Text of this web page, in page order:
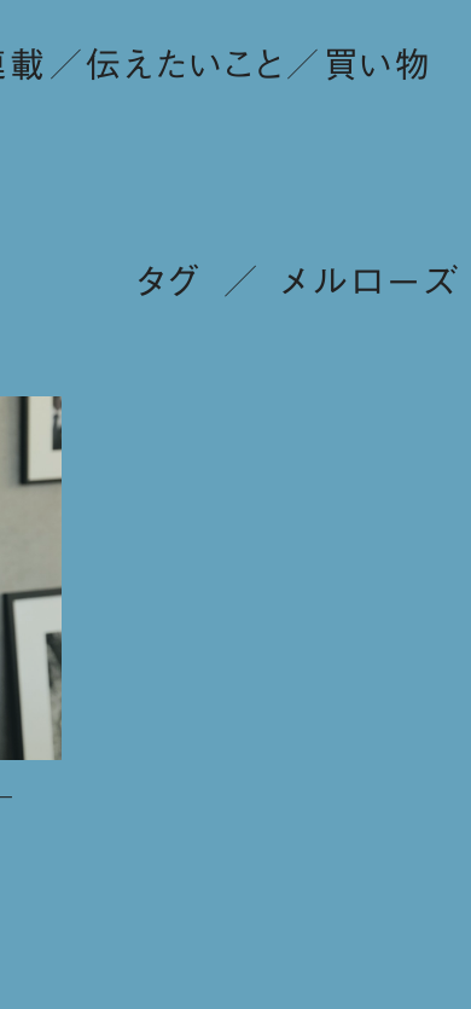
載 伝えたいこと 買い物
タグ ／ メルローズ